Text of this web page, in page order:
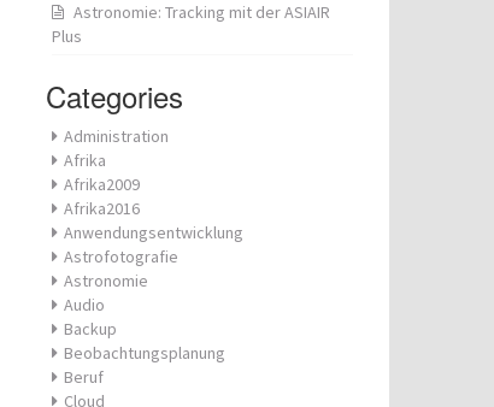
Astronomie: Tracking mit der ASIAIR
Plus
Categories
Administration
Afrika
Afrika2009
Afrika2016
Anwendungsentwicklung
Astrofotografie
Astronomie
Audio
Backup
Beobachtungsplanung
Beruf
Cloud